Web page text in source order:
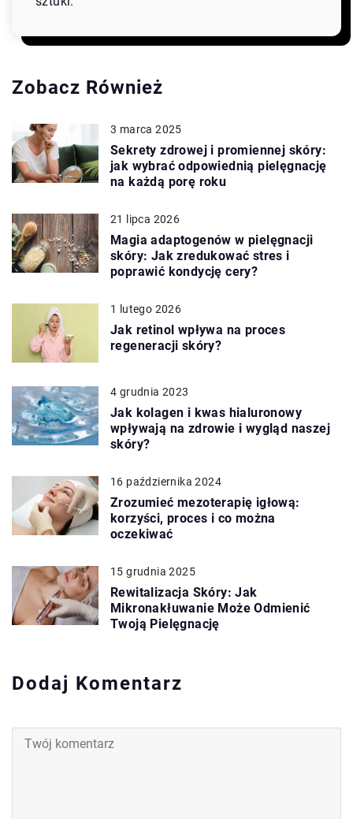
Zobacz Również
3 marca 2025
Sekrety zdrowej i promiennej skóry:
jak wybrać odpowiednią pielęgnację
na każdą porę roku
21 lipca 2026
Magia adaptogenów w pielęgnacji
skóry: Jak zredukować stres i
poprawić kondycję cery?
1 lutego 2026
Jak retinol wpływa na proces
regeneracji skóry?
4 grudnia 2023
Jak kolagen i kwas hialuronowy
wpływają na zdrowie i wygląd naszej
skóry?
16 października 2024
Zrozumieć mezoterapię igłową:
korzyści, proces i co można
oczekiwać
15 grudnia 2025
Rewitalizacja Skóry: Jak
Mikronakłuwanie Może Odmienić
Twoją Pielęgnację
Dodaj Komentarz